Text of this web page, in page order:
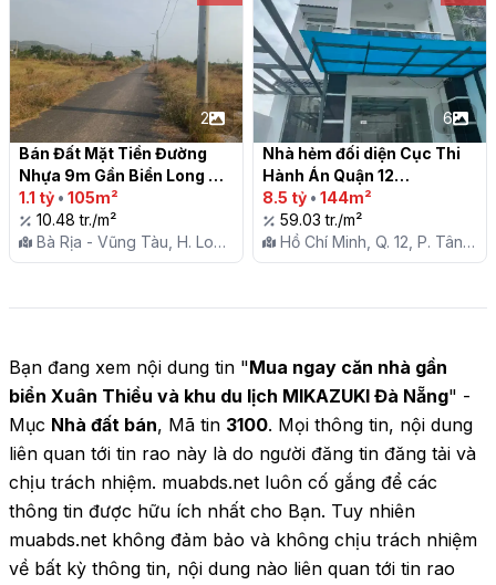
2
Bán Đất Mặt Tiền Đường
Nhựa 9m Gần Biển Long Hải
1.1 tỷ • 105m²
10.48 tr./m²
Bà Rịa - Vũng Tàu, H. Long
Đất, X. Tam An
6
Nhà hẻm đối diện Cục Thi
Hành Án Quận 12
8.5 tỷ • 144m²
59.03 tr./m²
Hồ Chí Minh, Q. 12, P. Tân
Thới Hiệp
Bạn đang xem nội dung tin "Mua ngay căn nhà gần
biển Xuân Thiều và khu du lịch MIKAZUKI Đà Nẵng" -
Mục Nhà đất bán, Mã tin 3100. Mọi thông tin, nội dung
liên quan tới tin rao này là do người đăng tin đăng tải và
chịu trách nhiệm. muabds.net luôn cố gắng để các
thông tin được hữu ích nhất cho Bạn. Tuy nhiên
muabds.net không đảm bảo và không chịu trách nhiệm
về bất kỳ thông tin, nội dung nào liên quan tới tin rao